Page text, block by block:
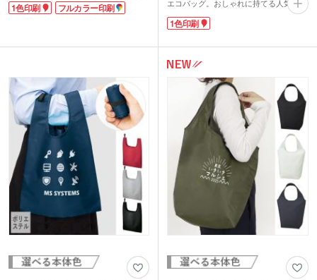
能で、お手入れ簡単！肩掛けも手持ちも
作できます。
1色印刷 フルカラー印刷
エコバッグ。おしゃれに持てる人気のマ
ルシェ型で、かさばる荷物がたっぷり入
る丸底タイプです。コンパクトに折りた
ときも安心。しっとりなめらかな触り心
地の生地は、シワが戻りやすいこだわり
の素材を使用しています。
小売店での販売実績もある商品。ロゴ印
刷のオリジナルバッグは特別感があるノ
ベルティに。販売用にもおススメです。
※動画の商品はクルリト フラットバッグ
1色印刷